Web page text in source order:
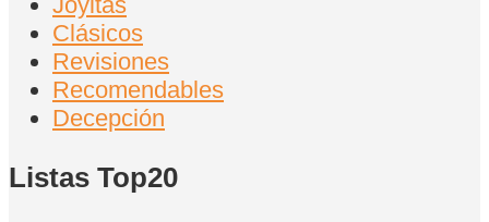
Clásicos
Revisiones
Recomendables
Decepción
Listas Top20